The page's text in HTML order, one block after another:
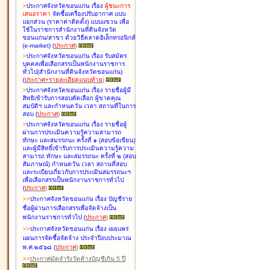
>ประกาศจังหวัดขอนแก่น เรื่อง ผู้ชนะการ
เสนอราคา จัดซื้อเครื่องปรับอากาศ แบบ
แยกส่วน (ราคาค่าติดตั้ง) แบบแขวน เพื่อ
ใช้ในราชการสำนักงานที่ดินจังหวัด
ขอนแก่น/สาขา ด้วยวิธีตลาดอิเล็กทรอนิกส์
(e-market) (ประกาศ)
>ประกาศจังหวัดขอนแก่น เรื่อง รับสมัคร
บุคคลเพื่อเลือกสรรเป็นพนักงานราชการ
ทั่วไป(สำนักงานที่ดินจังหวัดขอนแก่น)
(ประกาศ+รายละเอียดแนบท้าย)
>ประกาศจังหวัดขอนแก่น เรื่อง รายชื่อผู้มี
สิทธิเข้ารับการสอบคัดเลือก ผู้ขาดคุณ
สมบัติฯ และกำหนดวัน เวลา สถานที่ในการ
สอบ (ประกาศ)
>ประกาศจังหวัดขอนแก่น เรื่อง รายชื่อผู้
ผ่านการประเมินความรู้ความสามารถ
ทักษะ และสมรรถนะ ครั้งที่ ๑ (สอบข้อเขียน)
และผู้มีสิทธิ์เข้ารับการประเมินความรู้ความ
สามารถ ทักษะ และสมรรถนะ ครั้งที่ ๒ (สอบ
สัมภาษณ์) กำหนดวัน เวลา สถานที่สอบ
และระเบียบเกี่ยวกับการประเมินสมรรถนะฯ
เพื่อเลือกสรรเป็นพนักงานราชการทั่วไป
(ประกาศ)
>>ประกาศจังหวัดขอนแก่น เรื่อง บัญชีราย
ชื่อผู้ผ่านการเลือกสรรเพื่อจัดจ้างเป็น
พนักงานราชการทั่วไป (ประกาศ)
>>ประกาศจังหวัดขอนแก่น เรื่อง เผยแพร่
แผนการจัดซื้อจัดจ้าง ประจำปีงบประมาณ
พ.ศ.๒๕๖๘ (ประกาศ)
>>ประกาศมัดจำรังวัดค้างบัญชีเกิน 5 ปี